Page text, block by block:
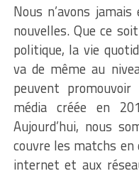
Nous n’avons
nouvelles. Que ce
politique, la vie
va de même au
peuvent
média créée en
Aujourd’hui, nous
couvre les matchs en
internet et aux